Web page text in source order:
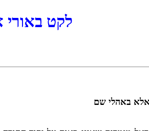
לקט
אלא באהלי שם